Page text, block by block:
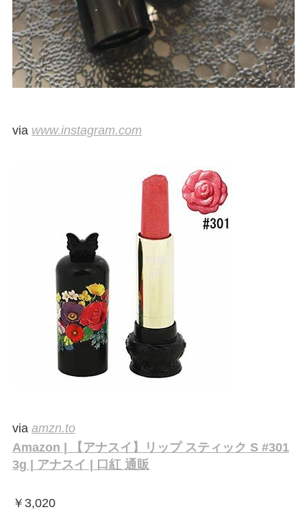
via www.instagram.com
via amzn.to
Amazon | 【アナスイ】リップ スティック S #301
3g | アナスイ | 口紅 通販
￥ 3,020